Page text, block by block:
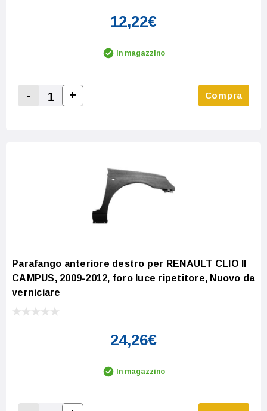
12,22€
In magazzino
Decrease Quantity:
-
Increase Quantity:
+ Compra
Parafango anteriore destro per RENAULT CLIO II
CAMPUS, 2009-2012, foro luce ripetitore, Nuovo da
verniciare
24,26€
In magazzino